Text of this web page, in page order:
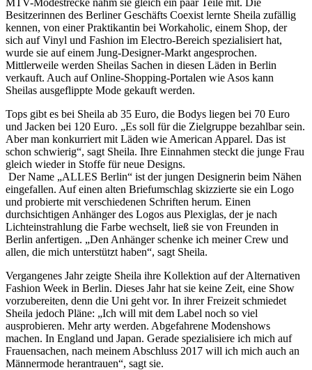
Besitzerinnen des Berliner Geschäfts Coexist lernte Sheila zufällig
kennen, von einer Praktikantin bei Workaholic, einem Shop, der
sich auf Vinyl und Fashion im Electro-Bereich spezialisiert hat,
wurde sie auf einem Jung-Designer-Markt angesprochen.
Mittlerweile werden Sheilas Sachen in diesen Läden in Berlin
verkauft. Auch auf Online-Shopping-Portalen wie Asos kann
Sheilas ausgeflippte Mode gekauft werden.
Tops gibt es bei Sheila ab 35 Euro, die Bodys liegen bei 70 Euro
und Jacken bei 120 Euro. „Es soll für die Zielgruppe bezahlbar sein.
Aber man konkurriert mit Läden wie American Apparel. Das ist
schon schwierig“, sagt Sheila. Ihre Einnahmen steckt die junge Frau
gleich wieder in Stoffe für neue Designs.
Der Name „ALLES Berlin“ ist der jungen Designerin beim Nähen
eingefallen. Auf einen alten Briefumschlag skizzierte sie ein Logo
und probierte mit verschiedenen Schriften herum. Einen
durchsichtigen Anhänger des Logos aus Plexiglas, der je nach
Lichteinstrahlung die Farbe wechselt, ließ sie von Freunden in
Berlin anfertigen. „Den Anhänger schenke ich meiner Crew und
allen, die mich unterstützt haben“, sagt Sheila.
Vergangenes Jahr zeigte Sheila ihre Kollektion auf der Alternativen
Fashion Week in Berlin. Dieses Jahr hat sie keine Zeit, eine Show
vorzubereiten, denn die Uni geht vor. In ihrer Freizeit schmiedet
Sheila jedoch Pläne: „Ich will mit dem Label noch so viel
ausprobieren. Mehr arty werden. Abgefahrene Modenshows
machen. In England und Japan. Gerade spezialisiere ich mich auf
Frauensachen, nach meinem Abschluss 2017 will ich mich auch an
Männermode herantrauen“, sagt sie.